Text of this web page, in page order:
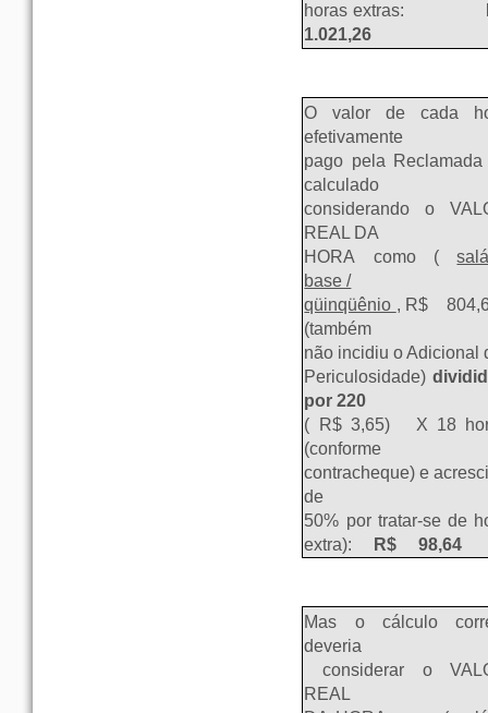
horas extras:
1.021,26
O valor de cada
efetivamente
pago pela Reclamada
calculado
considerando o
REAL DA
HORA como (
base /
qüinqüênio , R$
(também
não incidiu o Adicional
Periculosidade)
por 220
( R$ 3,65)X 18
(conforme
contracheque) e
de
50% por tratar-se de
extra):
R$ 98,64
Mas o cálculo
deveria
considerar o
REAL